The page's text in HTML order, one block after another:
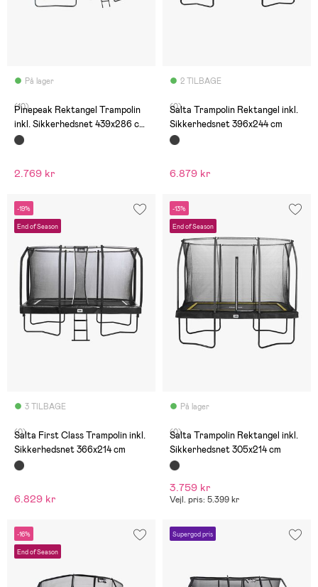
På lager
(10)
Pinepeak Rektangel Trampolin
inkl. Sikkerhedsnet 439x286 cm,
Sort
2.769 kr
2 TILBAGE
(0)
Salta Trampolin Rektangel inkl.
Sikkerhedsnet 396x244 cm
6.879 kr
-19%
End of Season
3 TILBAGE
(0)
Salta First Class Trampolin inkl.
Sikkerhedsnet 366x214 cm
6.829 kr
-13%
End of Season
På lager
(0)
Salta Trampolin Rektangel inkl.
Sikkerhedsnet 305x214 cm
3.759 kr
Vejl. pris: 5.399 kr
-16%
End of Season
Supergod pris